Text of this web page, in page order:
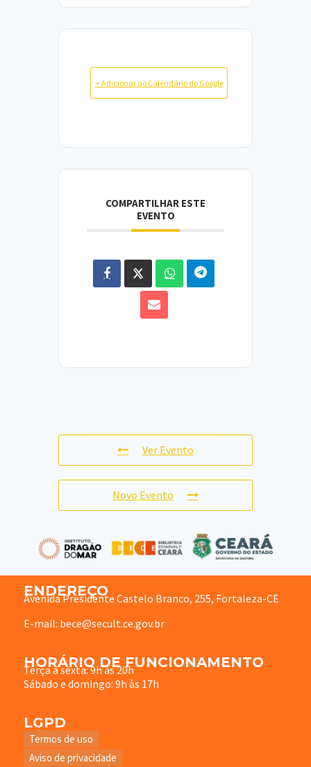
+ Adicionar ao Calendário do Google
COMPARTILHAR ESTE
EVENTO
Ver Evento
Novo Evento
ENDEREÇO
Avenida Presidente Castelo Branco, 255, Fortaleza-CE
E-mail: bece@secult.ce.gov.br
HORÁRIO DE FUNCIONAMENTO
Terça à sexta: 9h às 20h
Sábado e domingo: 9h às 17h
LGPD
Termos de uso
Aviso de privacidade